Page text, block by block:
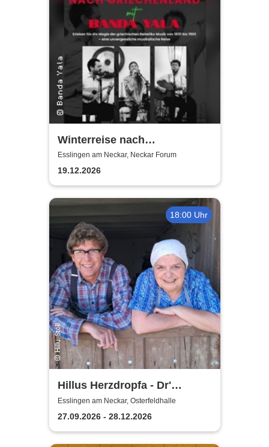
Winterreise nach
Griechenland mit Banda Yala
Esslingen am Neckar, Neckar Forum
19.12.2026
18:00 Uhr
Hillus Herzdropfa - Dr'
normale Wahnsinn!
Esslingen am Neckar, Osterfeldhalle
27.09.2026 - 28.12.2026